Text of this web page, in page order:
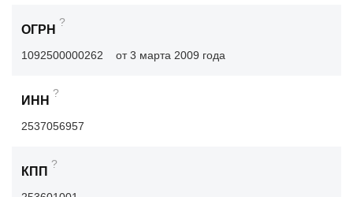
ОГРН
?
1092500000262 от 3 марта 2009 года
ИНН
?
2537056957
КПП
?